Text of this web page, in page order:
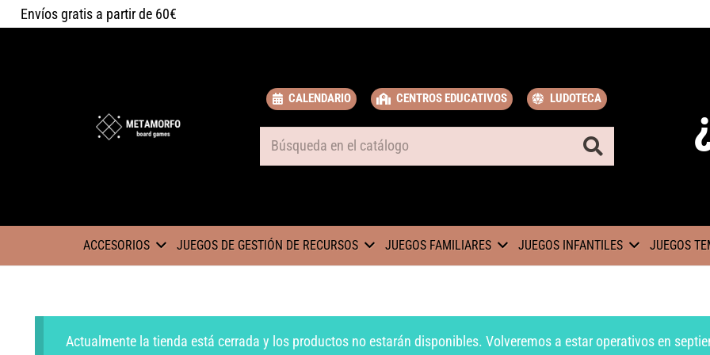
Envíos gratis a partir de 60€
CALENDARIO CENTROS EDUCATIVOS LUDOTECA
ACCESORIOS JUEGOS DE GESTIÓN DE RECURSOS JUEGOS FAMILIARES JUEGOS INFANTILES JUEGOS
Actualmente la tienda está cerrada y los productos no estarán disponibles. Volveremos a estar operativos en